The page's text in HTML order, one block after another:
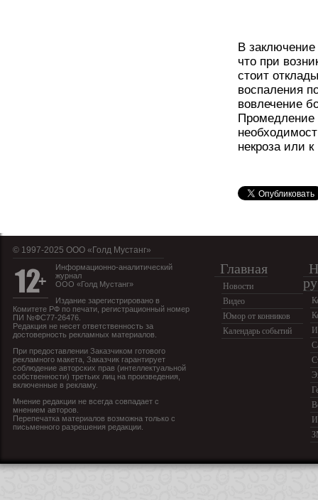
В
что при
стоит
воспаления
вовлечение
Промедление
некроза или
© 1997-2025 OOO «Голд Мустанг»
Информационно-аналитический
журнал
ООО «Голд Мустанг»
Издание зарегистрировано в
Комитете РФ по печати, регистрационный номер
ПИ №ФС77-26476.
Редакция не несет ответственность за
достоверность рекламных материалов.
При предоставлении Заказчиком готового
рекламного макета, Заказчик гарантирует
соблюдение авторских прав (интеллектуальной
собственности) третьих лиц на произведения,
включенные в рекламу.
Мнение редакции не всегда совпадает с
мнением авторов.
Перепечатка материалов возможна только с
письменного разрешения редакции.
Главная
Новости
Видео
Юмор от конников
Календарь событий